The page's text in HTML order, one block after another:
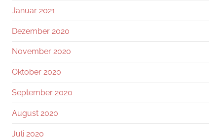
Januar 2021
Dezember 2020
November 2020
Oktober 2020
September 2020
August 2020
Juli 2020